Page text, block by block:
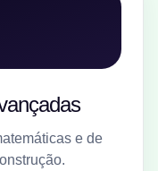
e de